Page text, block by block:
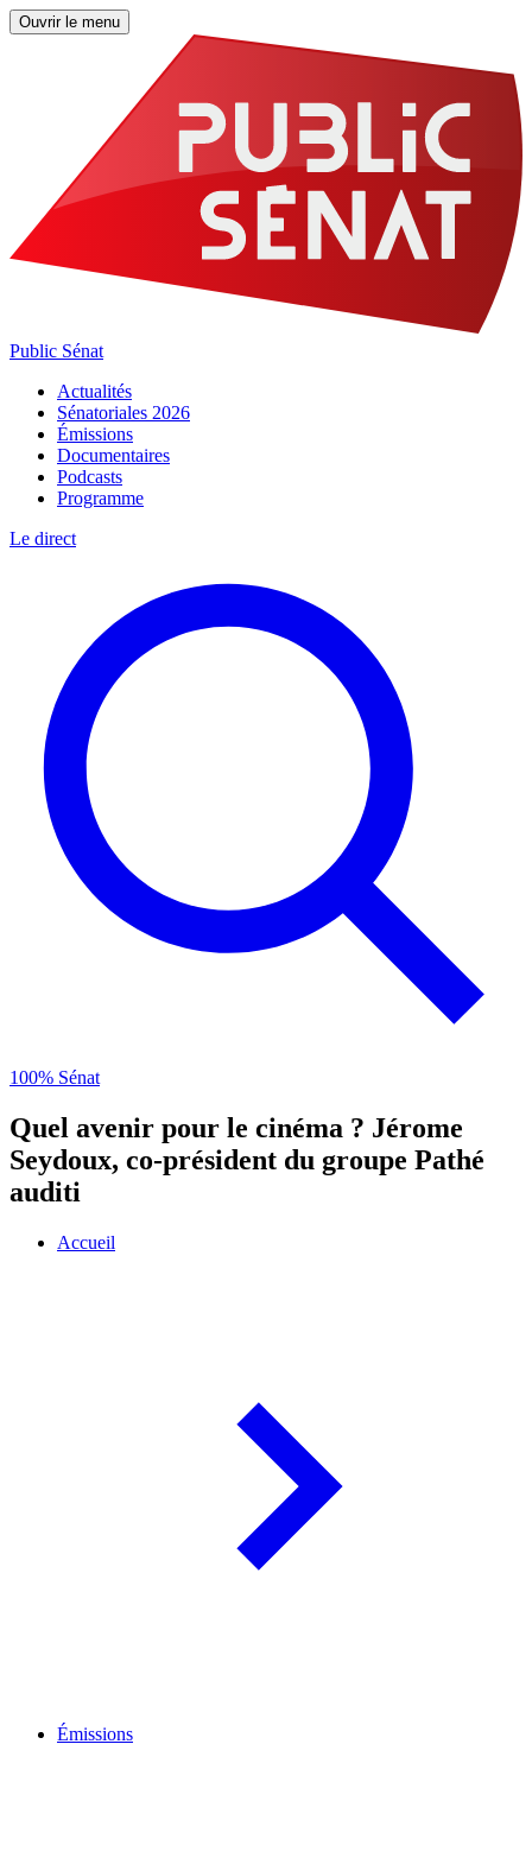
Ouvrir le menu
Public Sénat
Actualités
Sénatoriales 2026
Émissions
Documentaires
Podcasts
Programme
Le direct
100% Sénat
Quel avenir pour le cinéma ? Jérome
Seydoux, co-président du groupe Pathé
auditi
Accueil
Émissions